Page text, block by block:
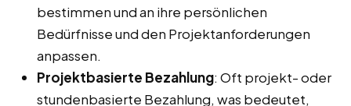
bestimmen und an ihre persönlichen
Bedürfnisse und den Projektanforderungen
anpassen.
Projektbasierte Bezahlung: Oft projekt- oder
stundenbasierte Bezahlung, was bedeutet,